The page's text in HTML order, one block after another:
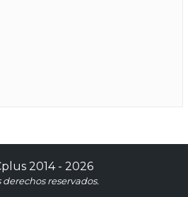
2014 - 2026
derechos reservados.